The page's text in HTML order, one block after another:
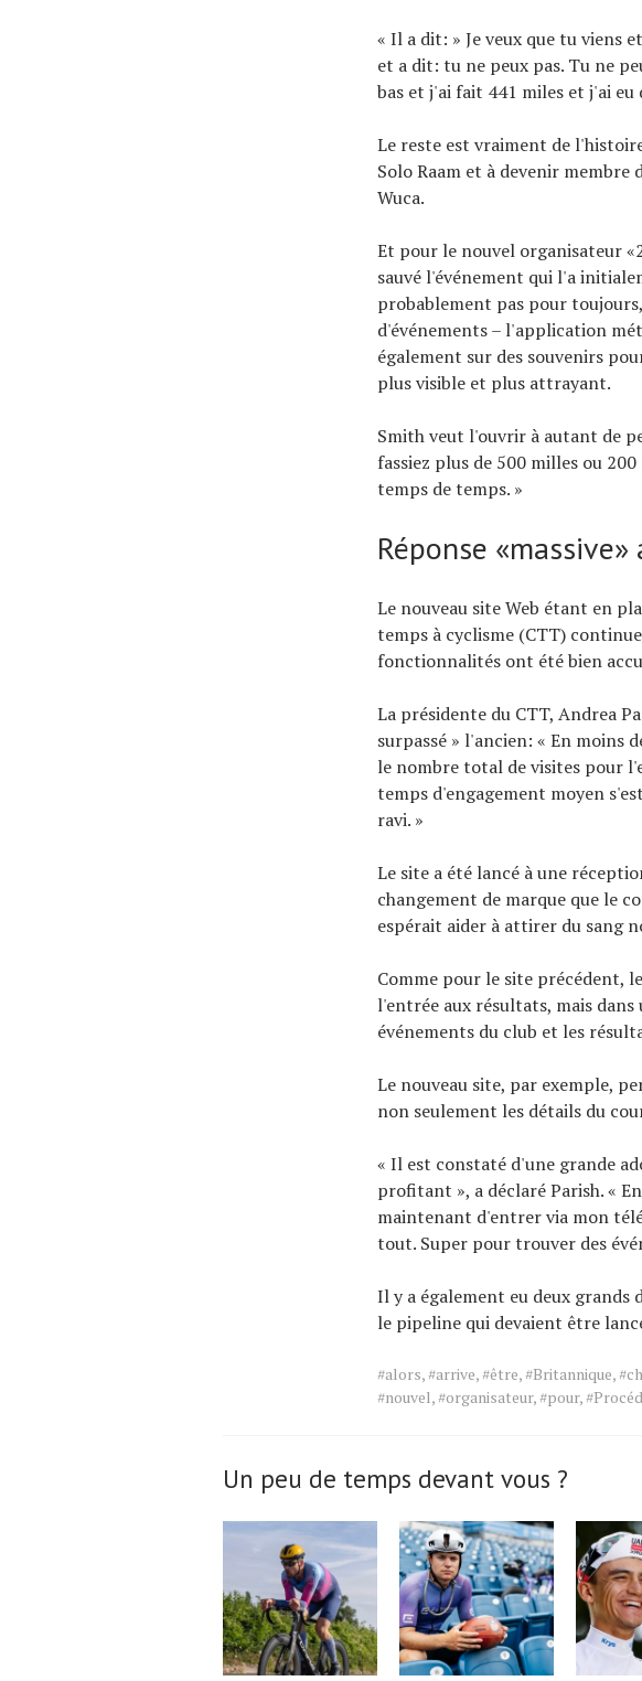
« Il a dit: » Je veux que tu viens
et a dit: tu ne peux pas. Tu ne
bas et j'ai fait 441 miles et j'ai eu
Le reste est vraiment de
Solo Raam et à devenir
Wuca.
Et pour le nouvel organisateur
sauvé l'événement qui l'a
probablement pas pour
d'événements – l'application
également sur des souvenirs
plus visible et plus attrayant.
Smith veut l'ouvrir à autant de
fassiez plus de 500 milles ou
temps de temps. »
Réponse
Le nouveau site Web étant en
temps à cyclisme (CTT)
fonctionnalités ont été bien
La présidente du CTT, Andrea
surpassé » l'ancien: « En moins
le nombre total de visites pour
temps d'engagement moyen
ravi. »
Le site a été lancé à une
changement de marque que le
espérait aider à attirer du sang
Comme pour le site précédent,
l'entrée aux résultats, mais
événements du club et les
Le nouveau site, par exemple,
non seulement les détails du
« Il est constaté d'une grande
profitant », a déclaré Parish. «
maintenant d'entrer via mon
tout. Super pour trouver des
Il y a également eu deux grands
le pipeline qui devaient être
Tags
for
#alors,#arrive,#être,#Britannique,
#nouvel,#organisateur,#pour,
Un peu de temps devant vous ?